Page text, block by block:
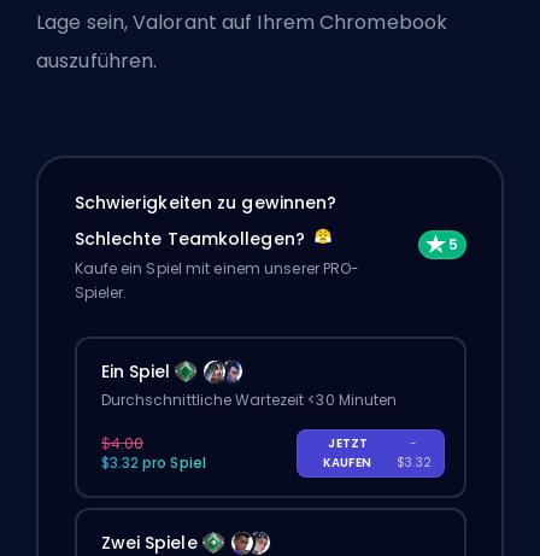
Lage sein, Valorant auf Ihrem Chromebook
auszuführen.
Schwierigkeiten zu gewinnen?
Schlechte Teamkollegen?
Kaufe ein Spiel mit einem unserer PRO-
Spieler.
Ein Spiel
Durchschnittliche Wartezeit <30 Minuten
$4.00
$3.32 pro Spiel
JETZT
KAUFEN
-
$3.32
Zwei Spiele